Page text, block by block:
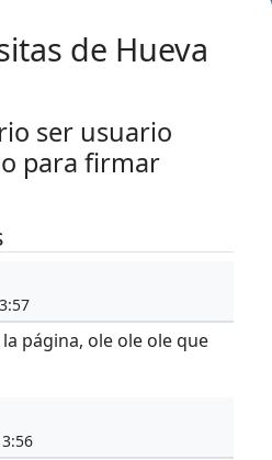
de Hueva
ser usuario
para firmar
página, ole ole ole que